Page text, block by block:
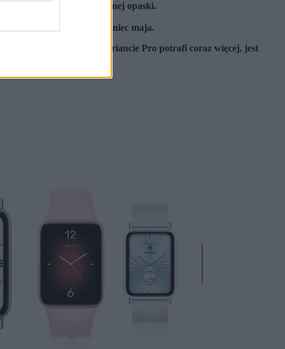
smartwatcha niż klasycznej opaski.
serii 17T pod koniec maja.
za nami.
Sprzęt w wariancie Pro potrafi coraz więcej, jest